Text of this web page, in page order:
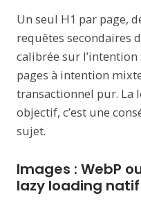
Un seul H1 par page,
requêtes secondaires
calibrée sur l’intention
pages à intention
transactionnel pur. La
objectif, c’est une
sujet.
Images : WebP
lazy loading natif